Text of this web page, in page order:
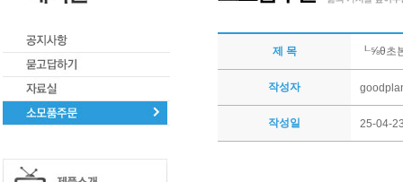
제 목 ┖⅝θ초
작성자
작성일 25-04-